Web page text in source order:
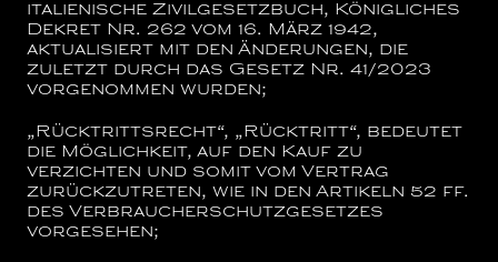
italienische Zivilgesetzbuch, Königliches
Dekret Nr. 262 vom 16. März 1942,
aktualisiert mit den Änderungen, die
zuletzt durch das Gesetz Nr. 41/2023
vorgenommen wurden;
„Rücktrittsrecht“, „Rücktritt“, bedeutet
die Möglichkeit, auf den Kauf zu
verzichten und somit vom Vertrag
zurückzutreten, wie in den Artikeln 52 ff.
des Verbraucherschutzgesetzes
vorgesehen;